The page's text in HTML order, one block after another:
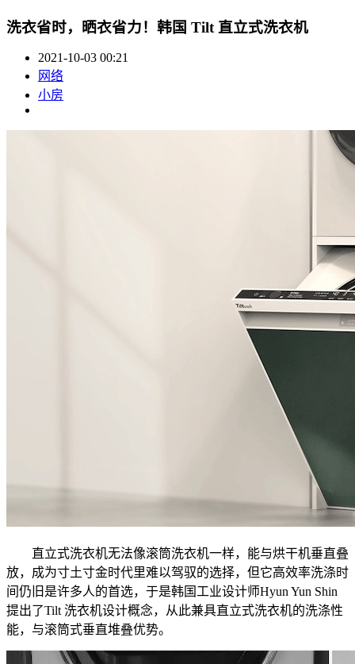
洗衣省时，晒衣省力！韩国 Tilt 直立式洗衣机
2021-10-03 00:21
网络
小房
直立式洗衣机无法像滚筒洗衣机一样，能与烘干机垂直叠
放，成为寸土寸金时代里难以驾驭的选择，但它高效率洗涤时
间仍旧是许多人的首选，于是韩国工业设计师Hyun Yun Shin
提出了Tilt 洗衣机设计概念，从此兼具直立式洗衣机的洗涤性
能，与滚筒式垂直堆叠优势。